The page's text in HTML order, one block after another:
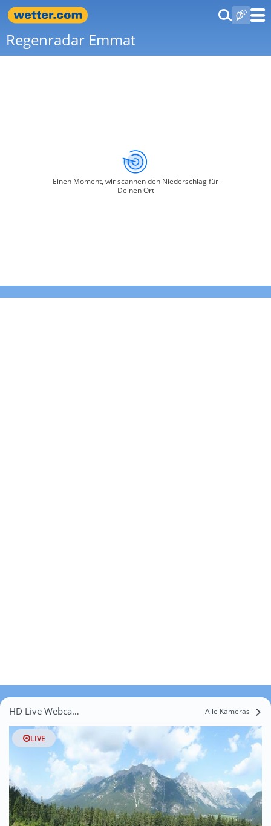
Regenradar Emmat
Einen Moment, wir scannen den Niederschlag für
Deinen Ort
HD Live Webcams Emmat Alle Kameras
LIVE